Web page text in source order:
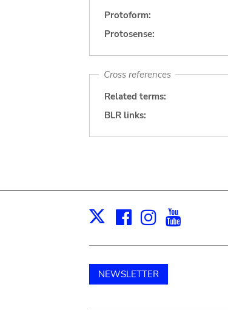
Protoform:
Protosense:
Cross references
Related terms:
BLR links:
X Facebook
Instagram
NEWSLETTER